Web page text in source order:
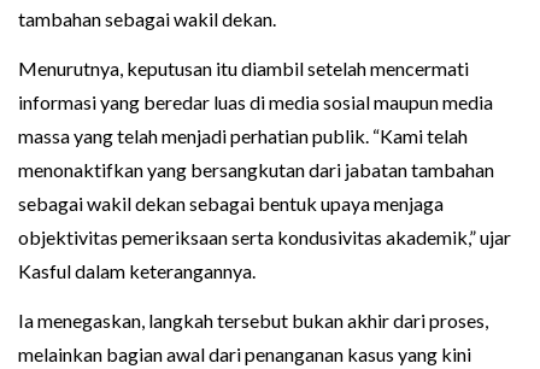
tambahan sebagai wakil dekan.
Menurutnya, keputusan itu diambil setelah mencermati
informasi yang beredar luas di media sosial maupun media
massa yang telah menjadi perhatian publik. “Kami telah
menonaktifkan yang bersangkutan dari jabatan tambahan
sebagai wakil dekan sebagai bentuk upaya menjaga
objektivitas pemeriksaan serta kondusivitas akademik,” ujar
Kasful dalam keterangannya.
Ia menegaskan, langkah tersebut bukan akhir dari proses,
melainkan bagian awal dari penanganan kasus yang kini